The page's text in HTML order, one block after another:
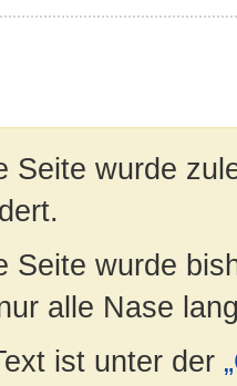
Seite wurde
Seite wurde
alle Nase
ist unter der